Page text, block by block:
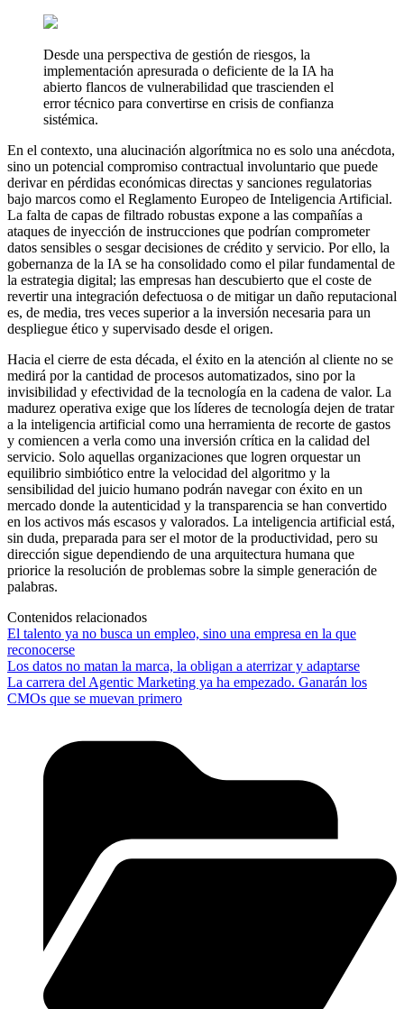
Desde una perspectiva de gestión de riesgos, la
implementación apresurada o deficiente de la IA ha
abierto flancos de vulnerabilidad que trascienden el
error técnico para convertirse en crisis de confianza
sistémica.
En el contexto, una alucinación algorítmica no es solo una anécdota,
sino un potencial compromiso contractual involuntario que puede
derivar en pérdidas económicas directas y sanciones regulatorias
bajo marcos como el Reglamento Europeo de Inteligencia Artificial.
La falta de capas de filtrado robustas expone a las compañías a
ataques de inyección de instrucciones que podrían comprometer
datos sensibles o sesgar decisiones de crédito y servicio. Por ello, la
gobernanza de la IA se ha consolidado como el pilar fundamental de
la estrategia digital; las empresas han descubierto que el coste de
revertir una integración defectuosa o de mitigar un daño reputacional
es, de media, tres veces superior a la inversión necesaria para un
despliegue ético y supervisado desde el origen.
Hacia el cierre de esta década, el éxito en la atención al cliente no se
medirá por la cantidad de procesos automatizados, sino por la
invisibilidad y efectividad de la tecnología en la cadena de valor. La
madurez operativa exige que los líderes de tecnología dejen de tratar
a la inteligencia artificial como una herramienta de recorte de gastos
y comiencen a verla como una inversión crítica en la calidad del
servicio. Solo aquellas organizaciones que logren orquestar un
equilibrio simbiótico entre la velocidad del algoritmo y la
sensibilidad del juicio humano podrán navegar con éxito en un
mercado donde la autenticidad y la transparencia se han convertido
en los activos más escasos y valorados. La inteligencia artificial está,
sin duda, preparada para ser el motor de la productividad, pero su
dirección sigue dependiendo de una arquitectura humana que
priorice la resolución de problemas sobre la simple generación de
palabras.
Contenidos relacionados
El talento ya no busca un empleo, sino una empresa en la que
reconocerse
Los datos no matan la marca, la obligan a aterrizar y adaptarse
La carrera del Agentic Marketing ya ha empezado. Ganarán los
CMOs que se muevan primero